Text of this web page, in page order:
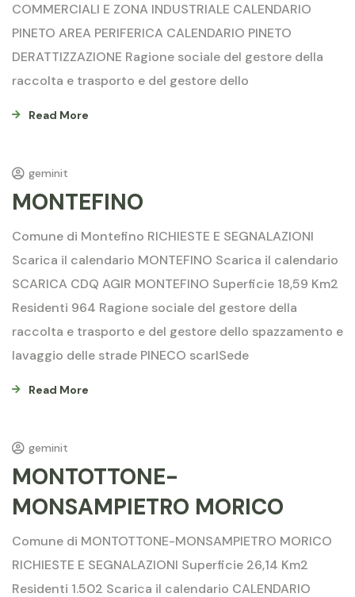
COMMERCIALI E ZONA INDUSTRIALE CALENDARIO
PINETO AREA PERIFERICA CALENDARIO PINETO
DERATTIZZAZIONE Ragione sociale del gestore della
raccolta e trasporto e del gestore dello
Read More
geminit
MONTEFINO
Comune di Montefino RICHIESTE E SEGNALAZIONI
Scarica il calendario MONTEFINO Scarica il calendario
SCARICA CDQ AGIR MONTEFINO Superficie 18,59 Km2
Residenti 964 Ragione sociale del gestore della
raccolta e trasporto e del gestore dello spazzamento e
lavaggio delle strade PINECO scarlSede
Read More
geminit
MONTOTTONE-
MONSAMPIETRO MORICO
Comune di MONTOTTONE-MONSAMPIETRO MORICO
RICHIESTE E SEGNALAZIONI Superficie 26,14 Km2
Residenti 1.502 Scarica il calendario CALENDARIO